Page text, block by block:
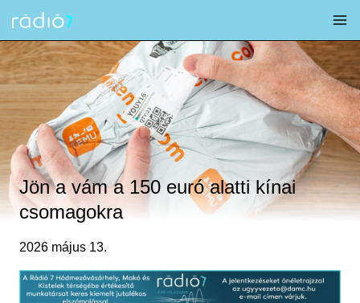
content
Jön a vám a 150 euró alatti kínai
csomagokra
2026 május 13.